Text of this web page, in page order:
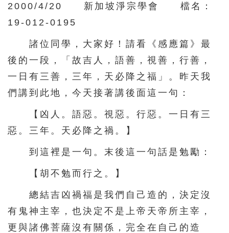
138 139 140
151 152 153 154 155
156 157 158 159
161 162 163 164 165
166 167 168
171 172 173 174 175
176 177 178
186 187 188 189 190
191 192 193 194 195
2000/4/20 新加坡淨宗學會 檔名：
19-012-0195
諸位同學，大家好！請看《感應篇》最
後的一段，「故吉人，語善，視善，行善，
一日有三善，三年，天必降之福」。昨天我
們講到此地，今天接著講後面這一句：
【凶人。語惡。視惡。行惡。一日有三
惡。三年。天必降之禍。】
到這裡是一句。末後這一句話是勉勵：
【胡不勉而行之。】
總結吉凶禍福是我們自己造的，決定沒
有鬼神主宰，也決定不是上帝天帝所主宰，
更與諸佛菩薩沒有關係，完全在自己的造